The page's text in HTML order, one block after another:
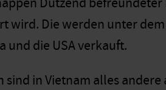
wird. Die werden unter
und die USA verkauft.
in Vietnam alles